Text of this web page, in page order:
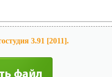
3.91 [2011].